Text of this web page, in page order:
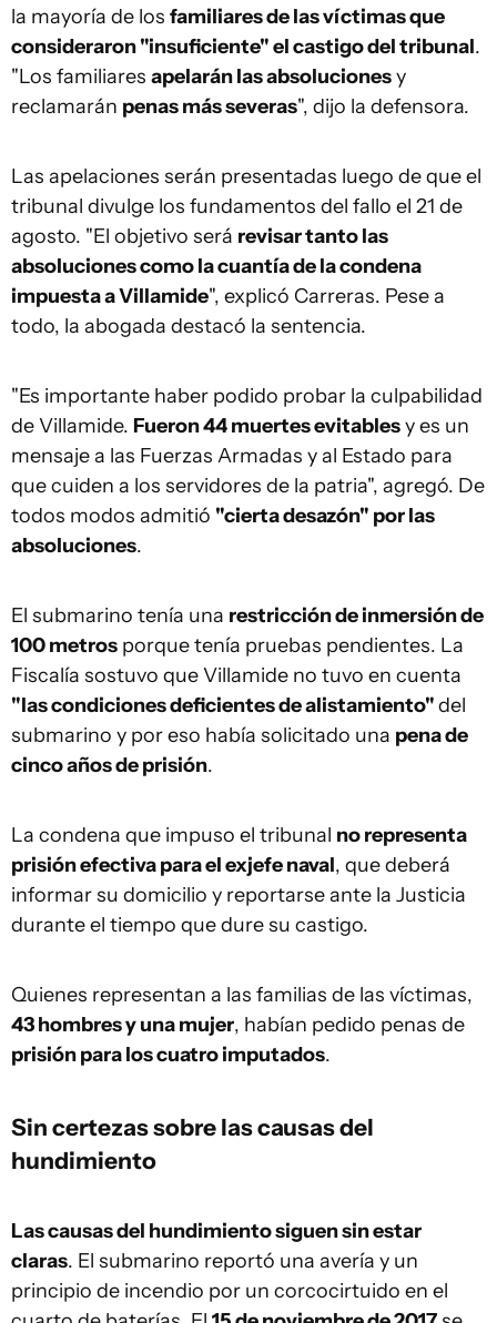
la mayoría de los familiares de las víctimas que
consideraron "insuficiente" el castigo del tribunal.
"Los familiares apelarán las absolucionesy
reclamarán penas más severas", dijo la defensora.
Las apelaciones serán presentadas luego de que el
tribunal divulge los fundamentos del fallo el 21 de
agosto. "El objetivo será revisar tanto las
absoluciones como la cuantía de la condena
impuesta a Villamide", explicó Carreras. Pese a
todo, la abogada destacó la sentencia.
"Es importante haber podido probar la culpabilidad
de Villamide. Fueron 44 muertes evitablesy es un
mensaje a las Fuerzas Armadas y al Estado para
que cuiden a los servidores de la patria", agregó. De
todos modos admitió "cierta desazón" por las
absoluciones.
El submarino tenía una restricción de inmersión de
100 metros porque tenía pruebas pendientes. La
Fiscalía sostuvo que Villamide no tuvo en cuenta
"las condiciones deficientes de alistamiento"del
submarino y por eso había solicitado una pena de
cinco años de prisión.
La condena que impuso el tribunal no representa
prisión efectiva para el exjefe naval, que deberá
informar su domicilio y reportarse ante la Justicia
durante el tiempo que dure su castigo.
Quienes representan a las familias de las víctimas,
43 hombres y una mujer, habían pedido penas de
prisión para los cuatro imputados.
Sin certezas sobre las causas del
hundimiento
Las causas del hundimiento siguen sin estar
claras. El submarino reportó una avería y un
principio de incendio por un corcocirtuido en el